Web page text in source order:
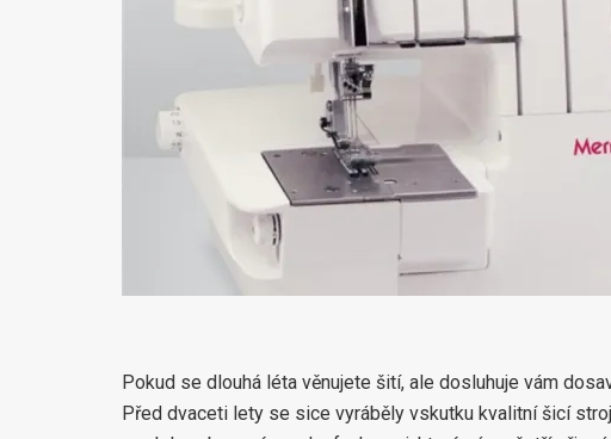
Pokud se dlouhá léta věnujete šití, ale dosluhuje vám
Před dvaceti lety se sice vyráběly vskutku kvalitní šicí